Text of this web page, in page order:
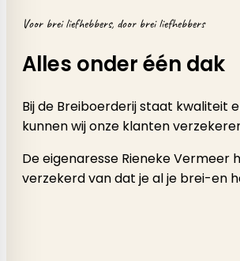
Voor brei liefhebbers, door brei liefhebbers
Alles onder één dak
Bij de Breiboerderij staat kwaliteit
kunnen wij onze klanten
De eigenaresse Rieneke
verzekerd van dat je al je brei-en